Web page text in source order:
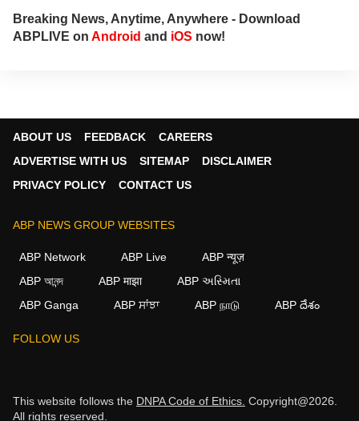
Breaking News, Anytime, Anywhere - Download
ABPLIVE on Android and iOS now!
ABOUT US FEEDBACK
CAREERS
ADVERTISE WITH US
SITEMAP
DISCLAIMER
PRIVACY POLICY
CONTACT US
ABP NEWS GROUP WEBSITES
ABP Network ABP Live
ABP न्यूज़
ABP আনন্দ
ABP माझा
ABP અસ્મિતા
ABP Ganga
ABP ਸਾਂਝਾ ABP நாடு ABP దేశం
FOLLOW US
This website follows the DNPA Code of Ethics. Copyright@2026.
All rights reserved.